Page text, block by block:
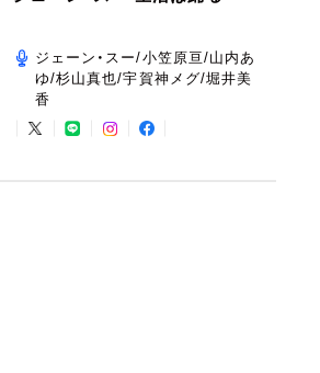
ジェーン・スー/小笠原亘/山内あ
ゆ/杉山真也/宇賀神メグ/堀井美
香